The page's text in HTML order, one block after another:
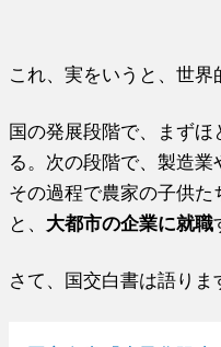
これ、実をいうと、世界
国の発展段階で、まず
る。次の段階で、製造業
その過程で農家の子供た
と、 大都市の企業に就職
さて、国交白書は語りま